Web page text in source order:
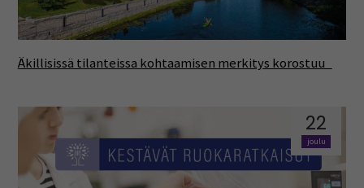
Äkillisissä tilanteissa kohtaamisen merkitys korostuu
22
joulu